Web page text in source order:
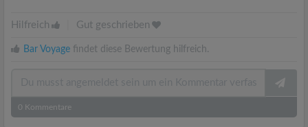
Hilfreich Gut geschrieben
Bar Voyage findet diese Bewertung hilfreich.
0 Kommentare